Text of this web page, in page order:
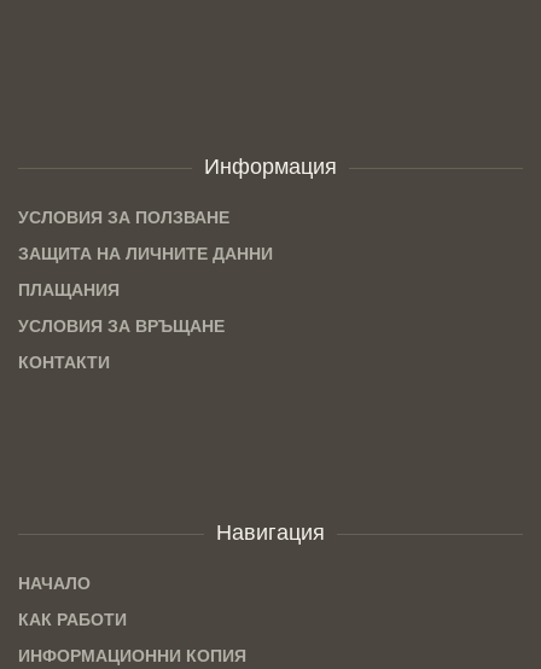
Информация
УСЛОВИЯ ЗА ПОЛЗВАНЕ
ЗАЩИТА НА ЛИЧНИТЕ ДАННИ
ПЛАЩАНИЯ
УСЛОВИЯ ЗА ВРЪЩАНЕ
КОНТАКТИ
Навигация
НАЧАЛО
КАК РАБОТИ
ИНФОРМАЦИОННИ КОПИЯ